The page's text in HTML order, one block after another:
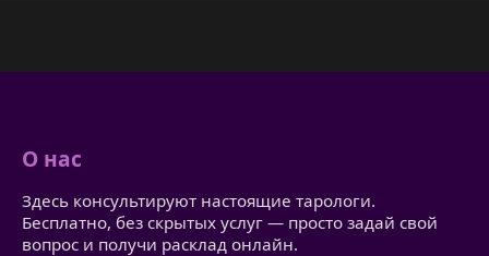
О нас
Здесь консультируют настоящие тарологи.
Бесплатно, без скрытых услуг — просто задай свой
вопрос и получи расклад онлайн.